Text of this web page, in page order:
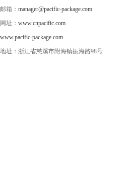
邮箱： manager@pacific-package.com
网址： www.cnpacific.com
www.pacific-package.com
地址：浙江省慈溪市附海镇振海路98号